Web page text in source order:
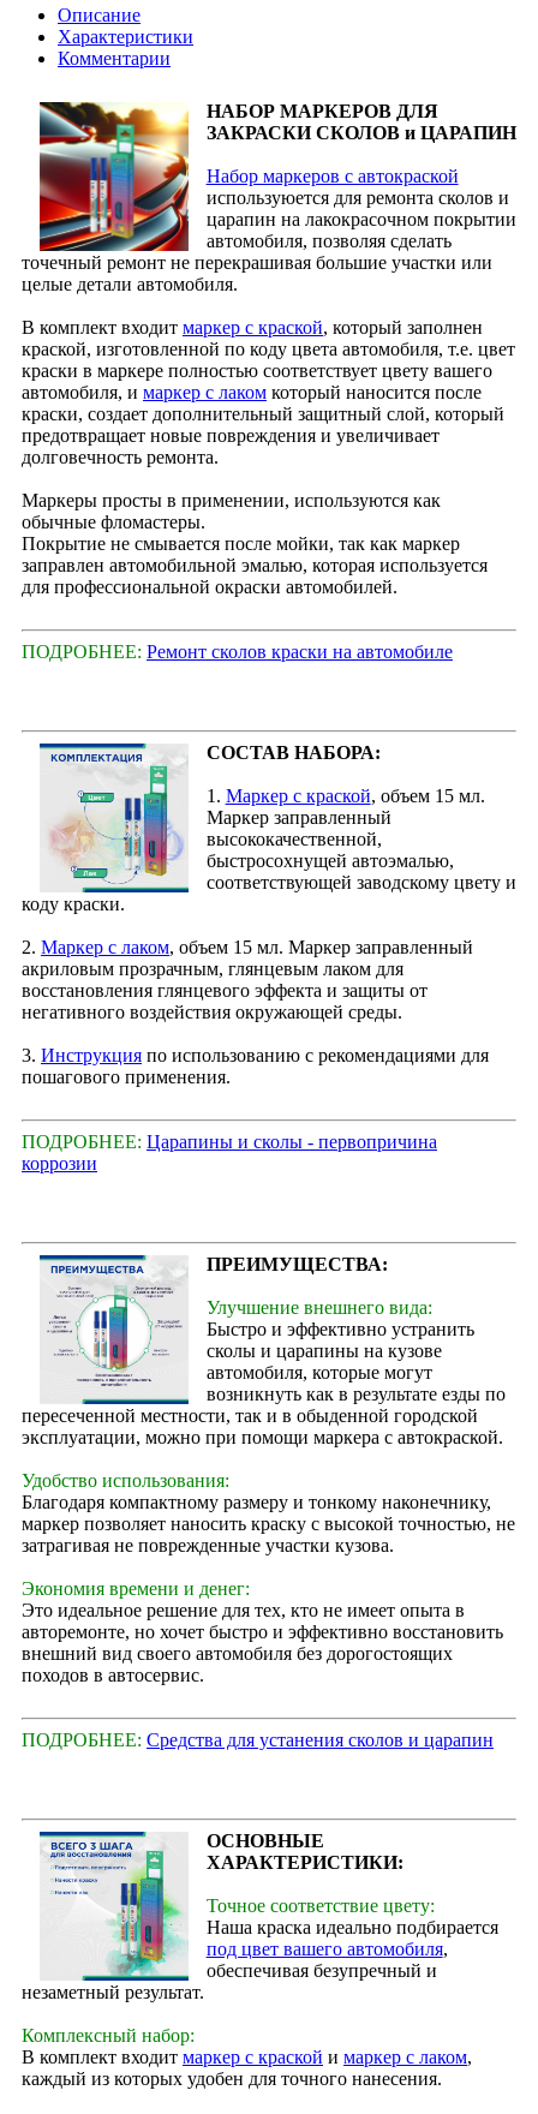
Описание
Характеристики
Комментарии
НАБОР МАРКЕРОВ ДЛЯ
ЗАКРАСКИ СКОЛОВ и ЦАРАПИН
Набор маркеров с автокраской
используюется для ремонта сколов и
царапин на лакокрасочном покрытии
автомобиля, позволяя сделать
точечный ремонт не перекрашивая большие участки или
целые детали автомобиля.
В комплект входит маркер с краской, который заполнен
краской, изготовленной по коду цвета автомобиля, т.е. цвет
краски в маркере полностью соответствует цвету вашего
автомобиля, и маркер с лаком который наносится после
краски, создает дополнительный защитный слой, который
предотвращает новые повреждения и увеличивает
долговечность ремонта.
Маркеры просты в применении, используются как
обычные фломастеры.
Покрытие не смывается после мойки, так как маркер
заправлен автомобильной эмалью, которая используется
для профессиональной окраски автомобилей.
ПОДРОБНЕЕ: Ремонт сколов краски на автомобиле
СОСТАВ НАБОРА:
1. Маркер с краской, объем 15 мл.
Маркер заправленный
высококачественной,
быстросохнущей автоэмалью,
соответствующей заводскому цвету и
коду краски.
2. Маркер с лаком, объем 15 мл. Маркер заправленный
акриловым прозрачным, глянцевым лаком для
восстановления глянцевого эффекта и защиты от
негативного воздействия окружающей среды.
3. Инструкция по использованию с рекомендациями для
пошагового применения.
ПОДРОБНЕЕ: Царапины и сколы - первопричина
коррозии
ПРЕИМУЩЕСТВА:
Улучшение внешнего вида:
Быстро и эффективно устранить
сколы и царапины на кузове
автомобиля, которые могут
возникнуть как в результате езды по
пересеченной местности, так и в обыденной городской
эксплуатации, можно при помощи маркера с автокраской.
Удобство использования:
Благодаря компактному размеру и тонкому наконечнику,
маркер позволяет наносить краску с высокой точностью, не
затрагивая не поврежденные участки кузова.
Экономия времени и денег:
Это идеальное решение для тех, кто не имеет опыта в
авторемонте, но хочет быстро и эффективно восстановить
внешний вид своего автомобиля без дорогостоящих
походов в автосервис.
ПОДРОБНЕЕ: Средства для устанения сколов и царапин
ОСНОВНЫЕ
ХАРАКТЕРИСТИКИ:
Точное соответствие цвету:
Наша краска идеально подбирается
под цвет вашего автомобиля,
обеспечивая безупречный и
незаметный результат.
Комплексный набор:
В комплект входит маркер с краской и маркер с лаком,
каждый из которых удобен для точного нанесения.